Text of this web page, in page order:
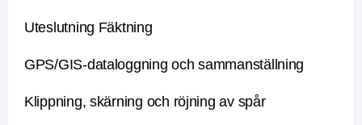
Uteslutning Fäktning
GPS/GIS-dataloggning och sammanställning
Klippning, skärning och röjning av spår